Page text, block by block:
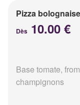
Pizza bolognaise
Dès 10.00 €
Base tomate,
champignons